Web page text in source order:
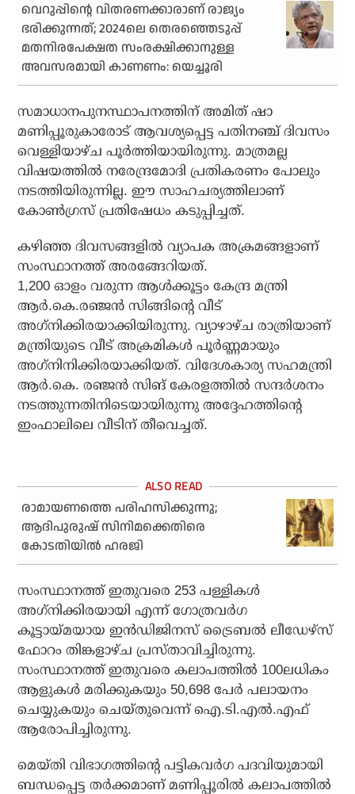
വെറുപ്പിന്റെ വിതരണക്കാരാണ് രാജ്യം
ഭരിക്കുന്നത്; 2024ലെ തെരഞ്ഞെടുപ്പ്
മതനിരപേക്ഷത സംരക്ഷിക്കാനുള്ള
അവസരമായി കാണണം: യെച്ചൂരി
സമാധാനപുനസ്ഥാപനത്തിന് അമിത് ഷാ
മണിപ്പൂരുകാരോട് ആവശ്യപ്പെട്ട പതിനഞ്ച് ദിവസം
വെള്ളിയാഴ്ച പൂര്‍ത്തിയായിരുന്നു. മാത്രമല്ല
വിഷയത്തില്‍ നരേന്ദ്രമോദി പ്രതികരണം പോലും
നടത്തിയിരുന്നില്ല. ഈ സാഹചര്യത്തിലാണ്
കോണ്‍ഗ്രസ് പ്രതിഷേധം കടുപ്പിച്ചത്.
കഴിഞ്ഞ ദിവസങ്ങളില്‍ വ്യാപക അക്രമങ്ങളാണ്
സംസ്ഥാനത്ത് അരങ്ങേറിയത്.
1,200 ഓളം വരുന്ന ആള്‍ക്കൂട്ടം കേന്ദ്ര മന്ത്രി
ആര്‍.കെ.രഞ്ജന്‍ സിങ്ങിന്റെ വീട്
അഗ്‌നിക്കിരയാക്കിയിരുന്നു. വ്യാഴാഴ്ച രാത്രിയാണ്
മന്ത്രിയുടെ വീട് അക്രമികള്‍ പൂര്‍ണ്ണമായും
അഗ്‌നിനിക്കിരയാക്കിയത്. വിദേശകാര്യ സഹമന്ത്രി
ആര്‍.കെ. രഞ്ജന്‍ സിങ് കേരളത്തില്‍ സന്ദര്‍ശനം
നടത്തുന്നതിനിടെയായിരുന്നു അദ്ദേഹത്തിന്റെ
ഇംഫാലിലെ വീടിന് തീവെച്ചത്.
രാമായണത്തെ പരിഹസിക്കുന്നു;
ആദിപുരുഷ് സിനിമക്കെതിരെ
കോടതിയില്‍ ഹരജി
സംസ്ഥാനത്ത് ഇതുവരെ 253 പള്ളികള്‍
അഗ്‌നിക്കിരയായി എന്ന് ഗോത്രവര്‍ഗ
കൂട്ടായ്മയായ ഇന്‍ഡിജിനസ് ട്രൈബല്‍ ലീഡേഴ്‌സ്
ഫോറം തിങ്കളാഴ്ച പ്രസ്താവിച്ചിരുന്നു.
സംസ്ഥാനത്ത് ഇതുവരെ കലാപത്തില്‍ 100ലധികം
ആളുകള്‍ മരിക്കുകയും 50,698 പേര്‍ പലായനം
ചെയ്യുകയും ചെയ്തുവെന്ന് ഐ.ടി.എല്‍.എഫ്
ആരോപിച്ചിരുന്നു.
മെയ്തി വിഭാഗത്തിന്റെ പട്ടികവര്‍ഗ പദവിയുമായി
ബന്ധപ്പെട്ട തര്‍ക്കമാണ് മണിപ്പൂരില്‍ കലാപത്തില്‍